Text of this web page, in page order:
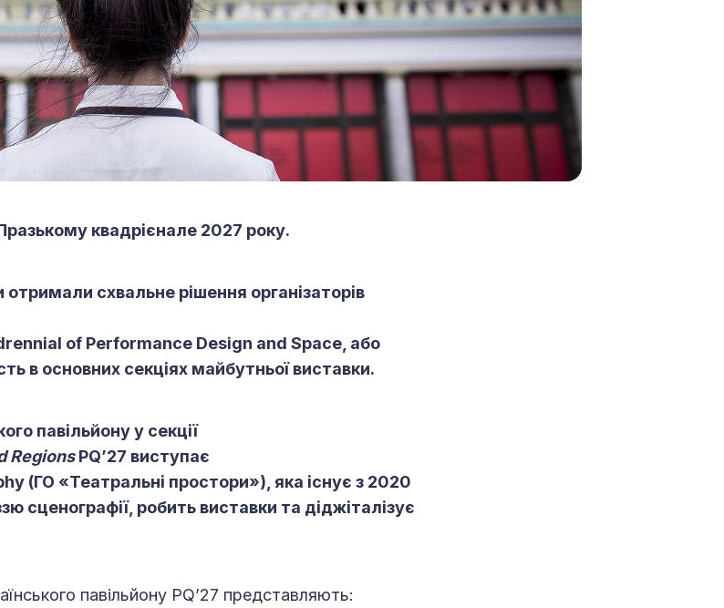
квадрієнале 2027 року.
схвальне рішення організаторів
of Performance Design and Space, або
в основних секціях майбутньої виставки.
павільйону у секції
RegionsPQ’27 виступає
(ГО «Театральні простори»), яка існує з 2020
сценографії, робить виставки та діджіталізує
павільйону PQ’27 представляють: